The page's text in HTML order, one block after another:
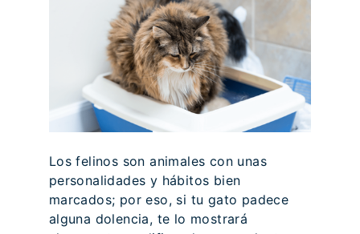
Los felinos son animales con unas
personalidades y hábitos bien
marcados; por eso, si tu gato padece
alguna dolencia, te lo mostrará